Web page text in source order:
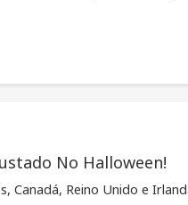
No Halloween!
Canadá, Reino Unido e